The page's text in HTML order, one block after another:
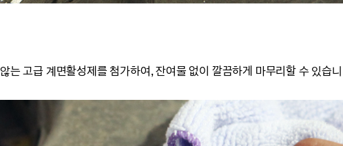
는 고급 계면활성제를 첨가하여,잔여물 없이 깔끔하게 마무리할 수 있습